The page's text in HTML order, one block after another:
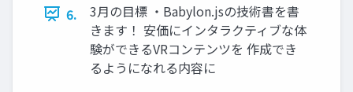
6.
3月の目標 ・Babylon.jsの技術書を書
きます！ 安価にインタラクティブな体
験ができるVRコンテンツを 作成でき
るようになれる内容に